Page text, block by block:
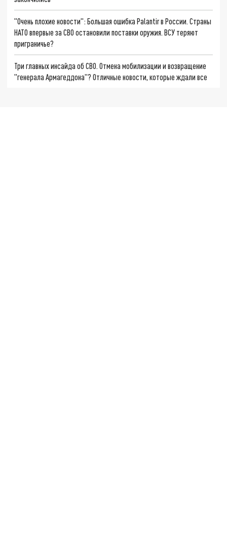
"Очень плохие новости": Большая ошибка Palantir в России. Страны
НАТО впервые за СВО остановили поставки оружия. ВСУ теряют
приграничье?
Три главных инсайда об СВО. Отмена мобилизации и возвращение
"генерала Армагеддона"? Отличные новости, которые ждали все